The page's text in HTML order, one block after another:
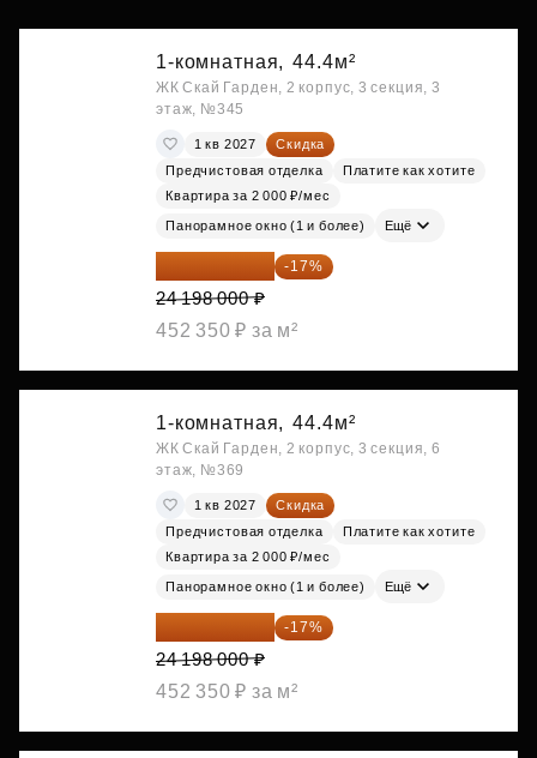
1-комнатная, 44.4м²
ЖК Скай Гарден, 2 корпус, 3 секция, 3
этаж, №345
1 кв 2027
Скидка
Предчистовая отделка
Платите как хотите
Квартира за 2 000 ₽/мес
Панорамное окно (1 и более) Ещё
20 084 340 ₽ -17%
24 198 000 ₽
452 350 ₽ за м²
1-комнатная, 44.4м²
ЖК Скай Гарден, 2 корпус, 3 секция, 6
этаж, №369
1 кв 2027
Скидка
Предчистовая отделка
Платите как хотите
Квартира за 2 000 ₽/мес
Панорамное окно (1 и более) Ещё
20 084 340 ₽ -17%
24 198 000 ₽
452 350 ₽ за м²